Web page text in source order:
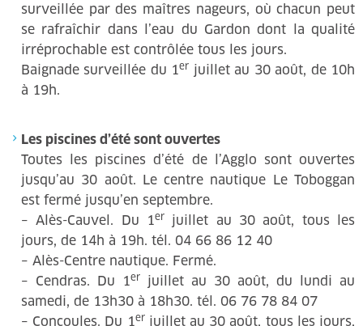
surveillée par des maîtres nageurs, où chacun peut
se rafraîchir dans l’eau du Gardon dont la qualité
irréprochable est contrôlée tous les jours.
Baignade surveillée du 1er juillet au 30 août, de 10h
à 19h.
Les piscines d’été sont ouvertes
Toutes les piscines d’été de l’Agglo sont ouvertes
jusqu’au 30 août. Le centre nautique Le Toboggan
est fermé jusqu’en septembre.
– Alès-Cauvel. Du 1er
juillet au 30 août, tous les
jours, de 14h à 19h. tél. 04 66 86 12 40
– Alès-Centre nautique. Fermé.
– Cendras. Du 1er
juillet au 30 août, du lundi au
samedi, de 13h30 à 18h30. tél. 06 76 78 84 07
– Concoules. Du 1erjuillet au 30 août, tous les jours,